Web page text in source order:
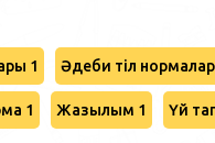
1 Әдеби тіл
1 Жазылым 1 Үй